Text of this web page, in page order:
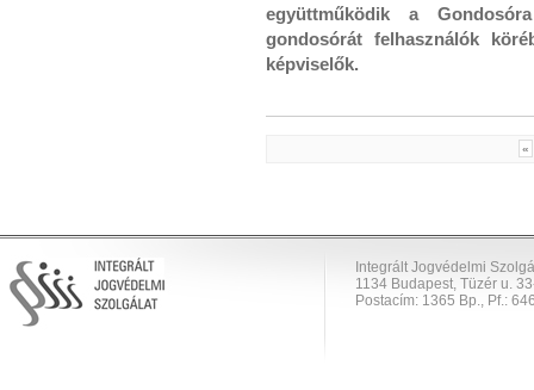
együttműködik a
gondosórát felhasználók
képviselők.
«
Integrált Jogvédelmi
1134 Budapest, Tüzér u.
Postacím: 1365 Bp., Pf.: